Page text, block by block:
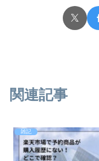
関連記事
雑記